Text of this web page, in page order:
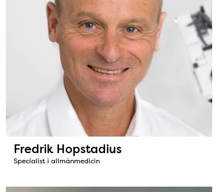
Fredrik Hopstadius
Specialist i allmänmedicin